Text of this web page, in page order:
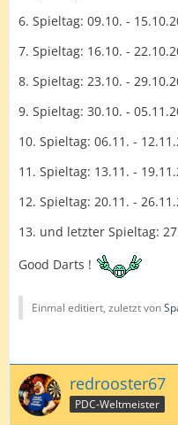
6. Spieltag: 09.10. -
7. Spieltag: 16.10. -
8. Spieltag: 23.10. -
9. Spieltag: 30.10. -
10. Spieltag: 06.11. -
11. Spieltag: 13.11. -
12. Spieltag: 20.11. -
13. und letzter Spieltag:
Good Darts !
Einmal editiert, zuletzt von
redrooster67
PDC-Weltmeister